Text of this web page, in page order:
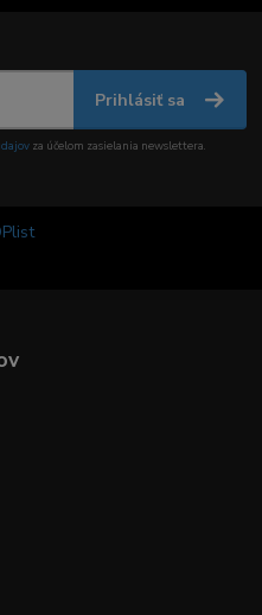
Prihlásiť sa
za účelom zasielania newslettera.